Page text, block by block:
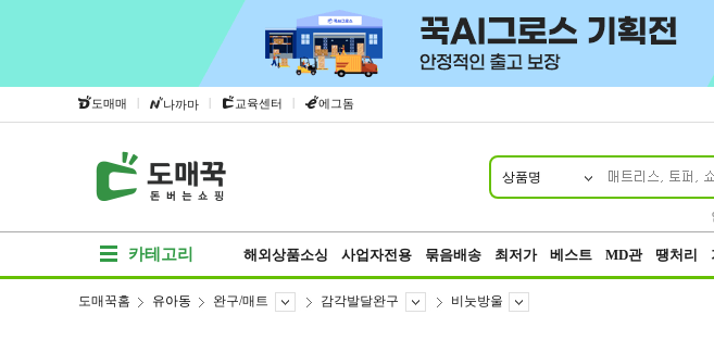
도매매 | 나까마 | 교육센터 | 에그돔
상품명
카테고리 해외상품소싱 사업자전용 묶음배송 최저가 베스트 MD관 땡처리
도매꾹홈 유아동 완구/매트 감각발달완구 비눗방울